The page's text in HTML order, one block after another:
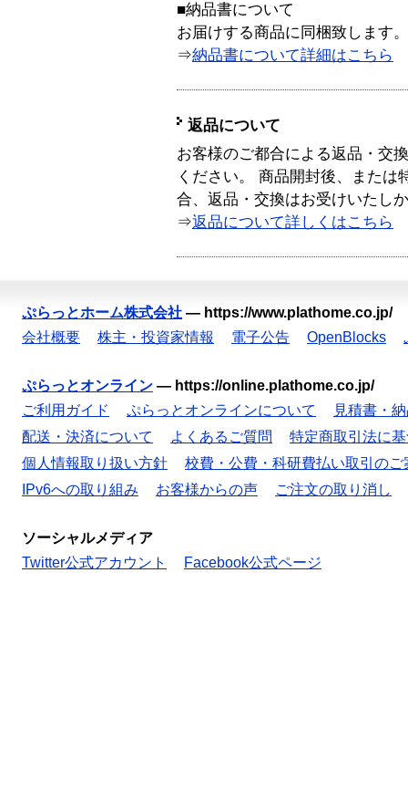
■納品書について
お届けする商品に同梱致します。
⇒納品書について詳細はこちら
返品について
お客様のご都合による返品・交
ください。 商品開封後、または
合、返品・交換はお受けいたし
⇒返品について詳しくはこちら
ぷらっとホーム株式会社 — https://www.plathome.co.jp/
会社概要
株主・投資家情報 電子公告 OpenBlocks
ぷらっとオンライン — https://online.plathome.co.jp/
ご利用ガイド
ぷらっとオンラインについて
見積書・
配送・決済について
よくあるご質問
特定商取引法に
個人情報取り扱い方針
校費・公費・科研費払い取引のご
IPv6への取り組み
お客様からの声 ご注文の取り消し
ソーシャルメディア
Twitter公式アカウント
Facebook公式ページ